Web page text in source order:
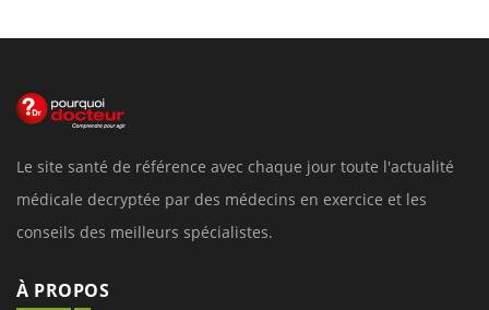
Le site santé de référence avec chaque jour toute l'actualité
médicale decryptée par des médecins en exercice et les
conseils des meilleurs spécialistes.
À PROPOS